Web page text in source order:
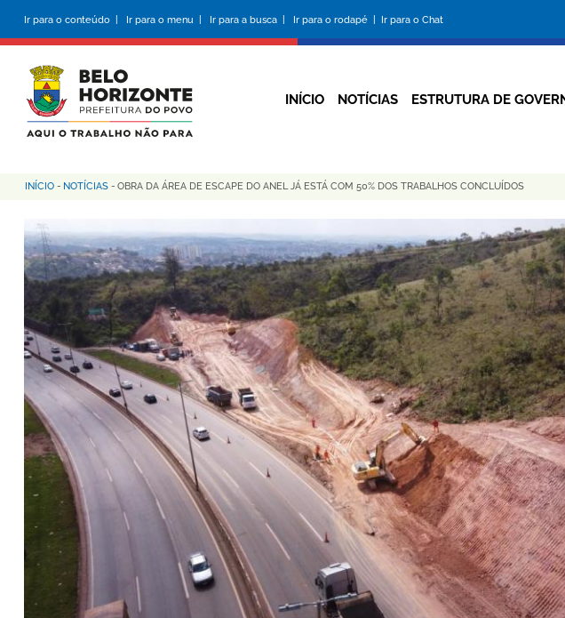
conteúdo
principal
Ir para o conteúdo | Ir para o menu | Ir para a busca | Ir para o rodapé | Ir para o Chat
da
INÍCIO NOTÍCIAS ESTRUTURA DE
Trilha
de
navegação
INÍCIO - NOTÍCIAS - OBRA DA ÁREA DE ESCAPE DO ANEL JÁ ESTÁ COM 50% DOS TRABALHOS CONCLUÍDOS